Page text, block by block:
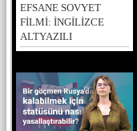
EFSANE SOVYET
FİLMİ: İNGİLİZCE
ALTYAZILI